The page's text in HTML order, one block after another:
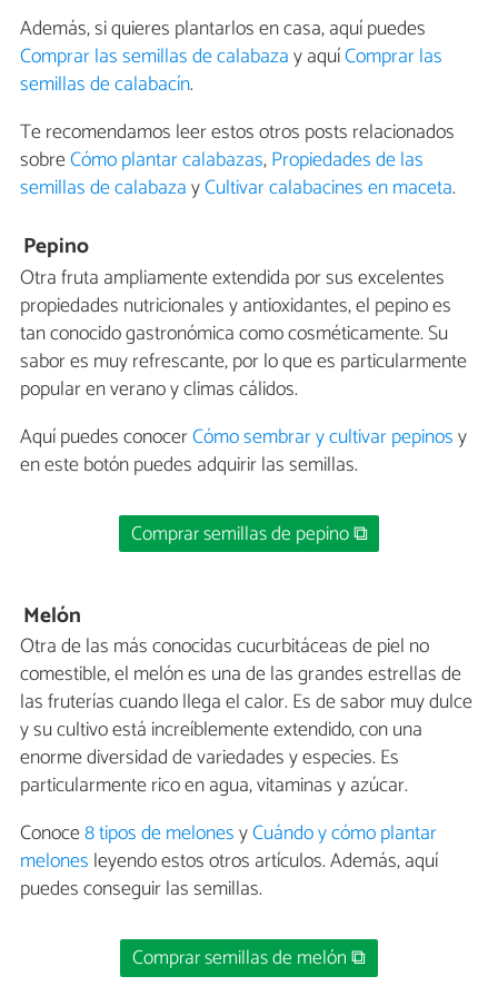
Además, si quieres plantarlos en casa, aquí puedes
Comprar las semillas de calabazay aquíComprar las
semillas de calabacín.
Te recomendamos leer estos otros posts relacionados
sobreCómo plantar calabazas,Propiedades de las
semillas de calabazayCultivar calabacines en maceta.
Pepino
Otra fruta ampliamente extendida por sus excelentes
propiedades nutricionales y antioxidantes, el pepino es
tan conocido gastronómica como cosméticamente. Su
sabor es muy refrescante, por lo que es particularmente
popular en verano y climas cálidos.
Aquí puedes conocerCómo sembrar y cultivar pepinosy
en este botón puedes adquirir las semillas.
Comprar semillas de pepino ⧉
Melón
Otra de las más conocidas cucurbitáceas de piel no
comestible, el melón es una de las grandes estrellas de
las fruterías cuando llega el calor. Es de sabor muy dulce
y su cultivo está increíblemente extendido, con una
enorme diversidad de variedades y especies. Es
particularmente rico en agua, vitaminas y azúcar.
Conoce8 tipos de melonesyCuándo y cómo plantar
melones leyendo estos otros artículos. Además, aquí
puedes conseguir las semillas.
Comprar semillas de melón ⧉